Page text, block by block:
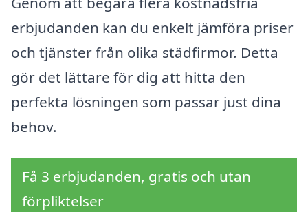
erbjudanden kan du enkelt jämföra priser
och tjänster från olika städfirmor. Detta
gör det lättare för dig att hitta den
perfekta lösningen som passar just dina
behov.
Få 3 erbjudanden, gratis och utan
förpliktelser